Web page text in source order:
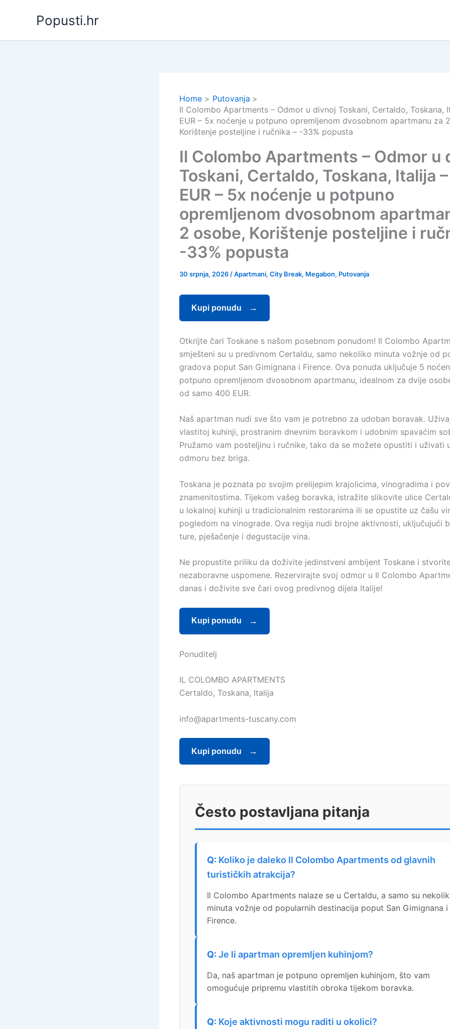
Popusti.hr
Home
Putovanja
Il Colombo Apartments – Odmor u divnoj Toskani, Certaldo, Toskana,
EUR – 5x noćenje u potpuno opremljenom dvosobnom apartmanu za
Korištenje posteljine i ručnika – -33% popusta
Il Colombo Apartments – Odmor u
Toskani, Certaldo, Toskana, Italija
EUR – 5x noćenje u potpuno
opremljenom dvosobnom
2 osobe, Korištenje posteljine i
-33% popusta
30 srpnja, 2026 /Apartmani, City Break, Megabon, Putovanja
Kupi ponudu
Otkrijte čari Toskane s našom posebnom ponudom! Il Colombo
smješteni su u predivnom Certaldu, samo nekoliko minuta vožnje od
gradova poput San Gimignana i Firence. Ova ponuda uključuje 5
potpuno opremljenom dvosobnom apartmanu, idealnom za dvije
od samo 400 EUR.
Naš apartman nudi sve što vam je potrebno za udoban boravak.
vlastitoj kuhinji, prostranim dnevnim boravkom i udobnim spavaćim
Pružamo vam posteljinu i ručnike, tako da se možete opustiti i uživati
odmoru bez briga.
Toskana je poznata po svojim prelijepim krajolicima, vinogradima i
znamenitostima. Tijekom vašeg boravka, istražite slikovite ulice
u lokalnoj kuhinji u tradicionalnim restoranima ili se opustite uz čašu
pogledom na vinograde. Ova regija nudi brojne aktivnosti, uključujući
ture, pješačenje i degustacije vina.
Ne propustite priliku da doživite jedinstveni ambijent Toskane i
nezaboravne uspomene. Rezervirajte svoj odmor u Il Colombo
danas i doživite sve čari ovog predivnog dijela Italije!
Kupi ponudu
Ponuditelj
IL COLOMBO APARTMENTS
Certaldo, Toskana, Italija
info@apartments-tuscany.com
Kupi ponudu
Često postavljana pitanja
Koliko je daleko Il Colombo Apartments od glavnih
turističkih atrakcija?
Il Colombo Apartments nalaze se u Certaldu, a samo su
minuta vožnje od popularnih destinacija poput San Gimignana i
Firence.
Je li apartman opremljen kuhinjom?
Da, naš apartman je potpuno opremljen kuhinjom, što vam
omogućuje pripremu vlastitih obroka tijekom boravka.
Koje aktivnosti mogu raditi u okolici?